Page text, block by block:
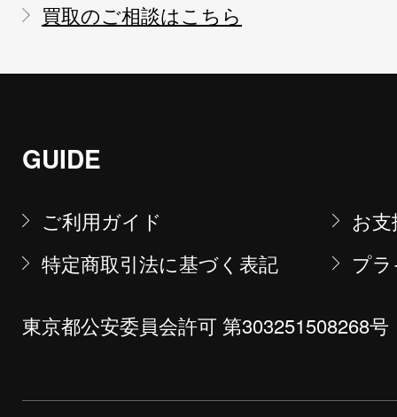
買取のご相談はこちら
GUIDE
ご利用ガイド
お
特定商取引法に基づく表記
プ
東京都公安委員会許可 第303251508268号